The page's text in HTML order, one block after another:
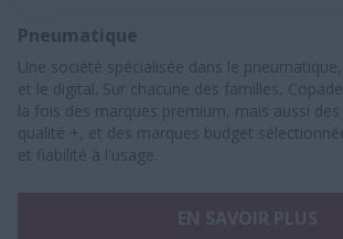
Pneumatique
Une société spécialisée dans le
et le digital. Sur chacune des familles,
la fois des marques premium, mais aussi
qualité +, et des marques budget
et fiabilité à l'usage.